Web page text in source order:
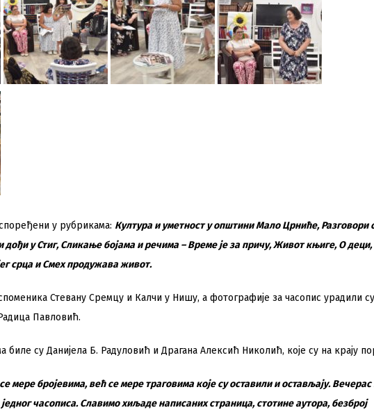
у рубрикама: Култура и уметност у општини Мало Црниће, Разговори
дођи у Стиг, Сликање бојама и речима – Време је за причу, Живот књиге, О деци,
срца и Смех продужава живот.
Стевану Сремцу и Калчи у Нишу, а фотографије за часопис урадили су
Павловић.
су Данијела Б. Радуловић и Драгана Алексић Николић, које су на крају
мере бројевима, већ се мере траговима које су оставили и остављају. Вечерас
часописа. Славимо хиљаде написаних страница, стотине аутора, безброј